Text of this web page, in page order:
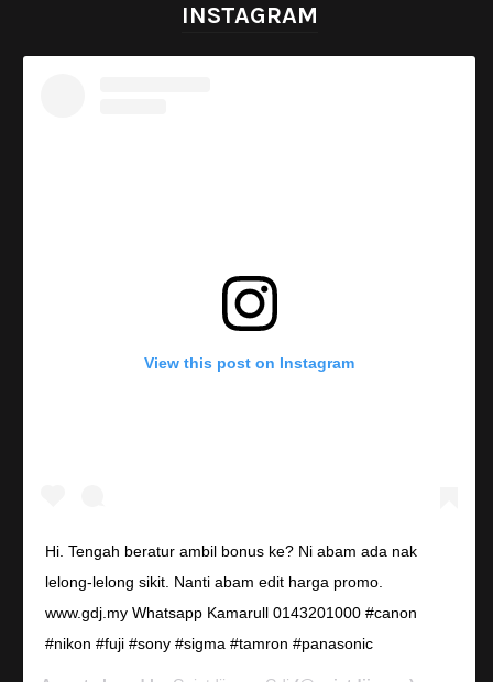
INSTAGRAM
View this post on Instagram
Hi. Tengah beratur ambil bonus ke? Ni abam ada nak
lelong-lelong sikit. Nanti abam edit harga promo.
www.gdj.my Whatsapp Kamarull 0143201000 #canon
#nikon #fuji #sony #sigma #tamron #panasonic